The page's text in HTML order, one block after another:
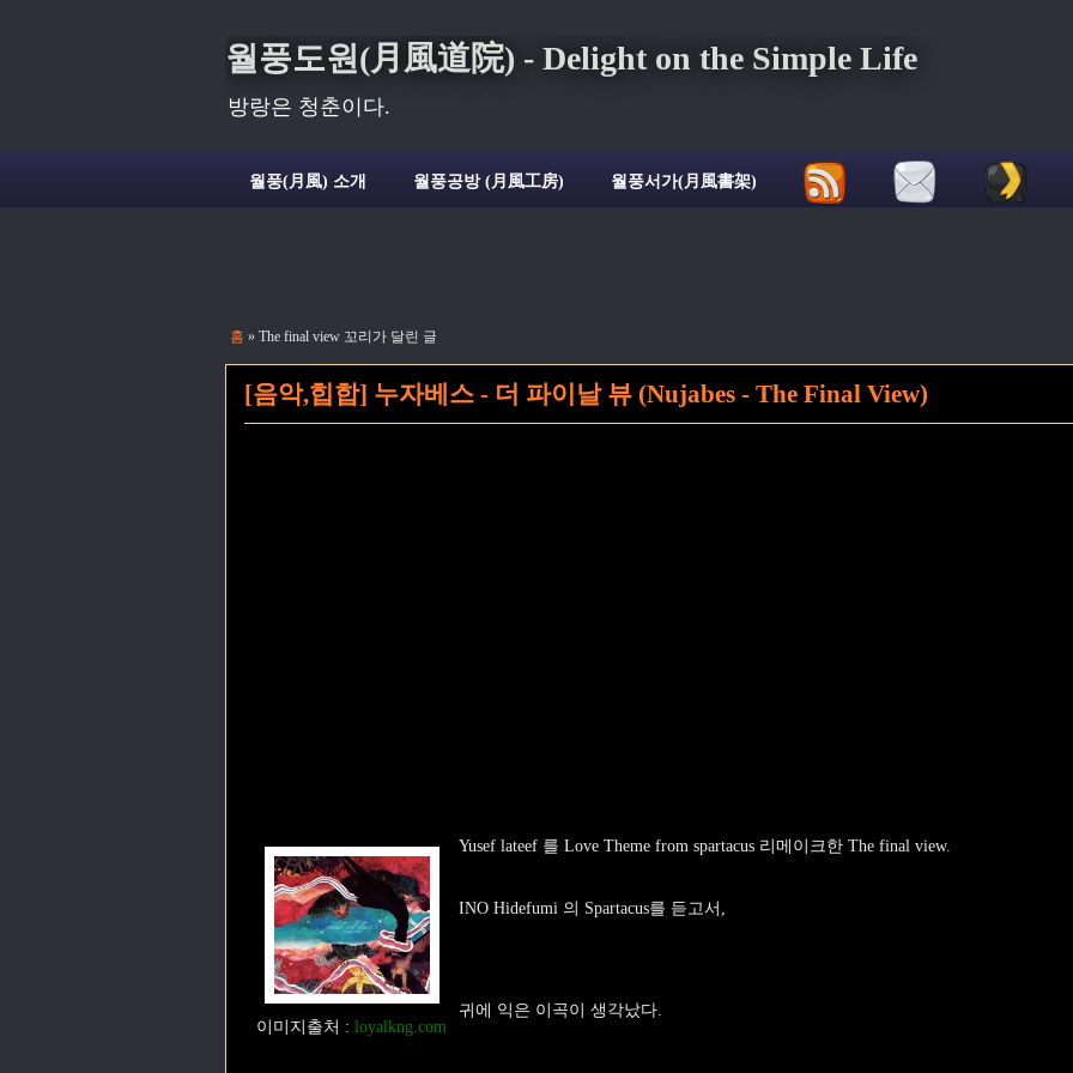
월풍도원(月風道院) - Delight on the Simple Life
방랑은 청춘이다.
월풍(月風) 소개 월풍공방 (月風工房) 월풍서가(月風書架)
홈 » The final view 꼬리가 달린 글
[음악,힙합] 누자베스 - 더 파이날 뷰 (Nujabes - The Final View)
이미지출처 : loyalkng.com
Yusef lateef 를 Love Theme from spartacus 리메이크한 The final view.
INO Hidefumi 의 Spartacus를 듣고서,
귀에 익은 이곡이 생각났다.